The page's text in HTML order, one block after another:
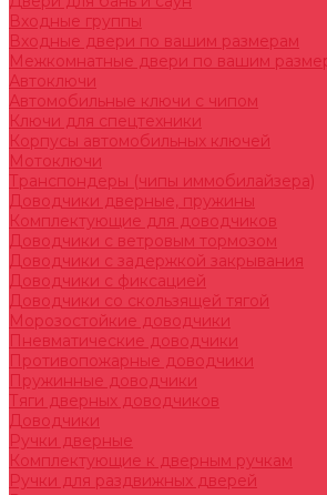
Входные группы
Входные двери по вашим размерам
Межкомнатные двери по вашим
Автоключи
Автомобильные ключи с чипом
Ключи для спецтехники
Корпусы автомобильных ключей
Мотоключи
Транспондеры (чипы иммобилайзера)
Доводчики дверные, пружины
Комплектующие для доводчиков
Доводчики с ветровым тормозом
Доводчики с задержкой закрывания
Доводчики с фиксацией
Доводчики со скользящей тягой
Морозостойкие доводчики
Пневматические доводчики
Противопожарные доводчики
Пружинные доводчики
Тяги дверных доводчиков
Доводчики
Ручки дверные
Комплектующие к дверным ручкам
Ручки для раздвижных дверей